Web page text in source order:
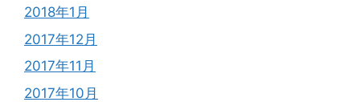
2018年1月
2017年12月
2017年11月
2017年10月